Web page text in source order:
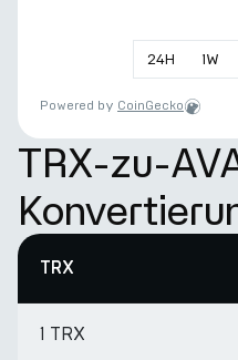
24H 1W
Powered by CoinGecko
TRX-zu-
TRX
1 TRX